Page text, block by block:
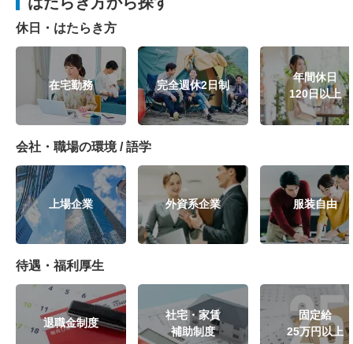
休日・はたらき方
在宅勤務 完全週休2日制
年間休日
120日以上
会社・職場の環境 / 語学
上場企業 外資系企業 服装自由
待遇・福利厚生
退職金制度
社宅・家賃
補助制度
固定給
25万円以上